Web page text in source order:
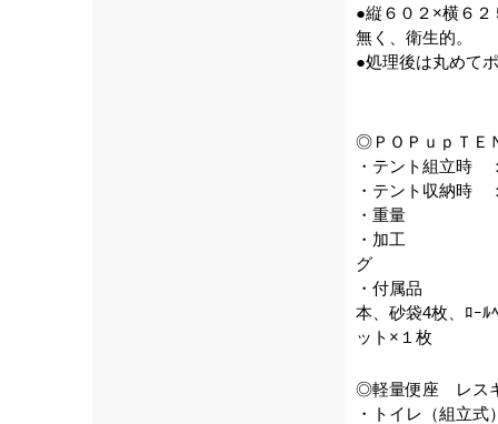
●縦６０２×横６
無く、衛生的。
●処理後は丸めて
◎ＰＯＰｕｐＴＥ
・テント組立時
・テント収納時
・重量 ：
・加工 ： 撥
グ
・付属品 ：
本、砂袋4枚、ﾛｰﾙ
ット×１枚
◎軽量便座 レス
・トイレ（組立